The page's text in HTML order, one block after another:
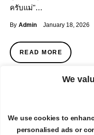
We
We use cookies to
personalised ads or
ครับแม่"…
By Admin January 18, 2026
READ MORE